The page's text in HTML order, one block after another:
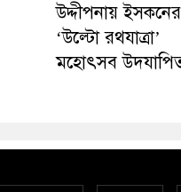
উদ্দীপনায় ইসকনের
‘উল্টো রথযাত্রা’
মহোৎসব